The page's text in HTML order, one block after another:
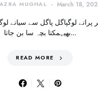
AZRA MUGHAL March 18,
پرانے لوگپاگل پاگل سے سیانے
بھیہمکتا بچہ سا بن جاتا…
READ MORE